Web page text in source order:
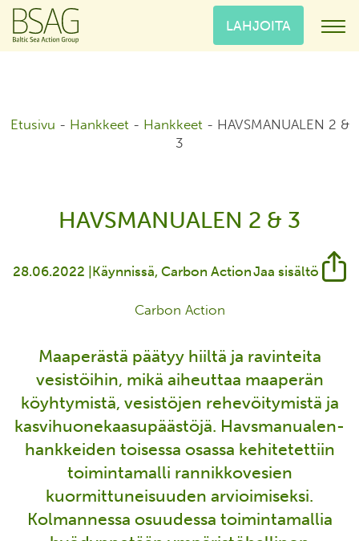
LAHJOITA
Etusivu - Hankkeet- Hankkeet- HAVSMANUALEN 2 &
3
HAVSMANUALEN 2 & 3
28.06.2022 | Käynnissä Carbon ActionJaa sisältö
Carbon Action
Maaperästä päätyy hiiltä ja ravinteita
vesistöihin, mikä aiheuttaa maaperän
köyhtymistä, vesistöjen rehevöitymistä ja
kasvihuonekaasupäästöjä. Havsmanualen-
hankkeiden toisessa osassa kehitetettiin
toimintamalli rannikkovesien
kuormittuneisuuden arvioimiseksi.
Kolmannessa osuudessa toimintamallia